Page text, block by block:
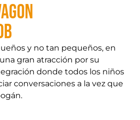
y no tan pequeños, en
gran atracción por su
donde todos los niños
conversaciones a la vez que